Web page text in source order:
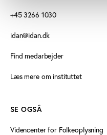
+45 3266 1030
idan@idan.dk
Find medarbejder
Læs mere om instituttet
SE OGSÅ
Videncenter for Folkeoplysning